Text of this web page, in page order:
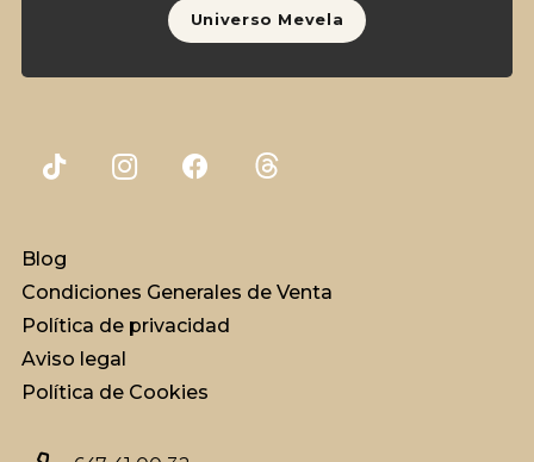
Universo Mevela
Blog
Condiciones Generales de Venta
Política de privacidad
Aviso legal
Política de Cookies